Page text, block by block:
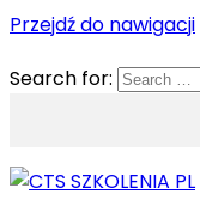
Przejdź do nawigacji
Search for: